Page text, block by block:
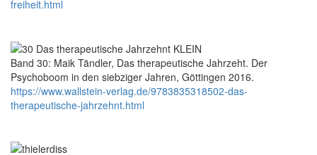
freiheit.html
Band 30: Maik Tändler, Das therapeutische Jahrzeht. Der
Psychoboom in den siebziger Jahren, Göttingen 2016.
https://www.wallstein-verlag.de/9783835318502-das-
therapeutische-jahrzehnt.html